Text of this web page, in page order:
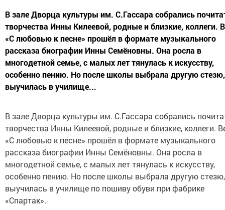
В зале Дворца культуры им. С.Гассара собрались
творчества Инны Килеевой, родные и близкие, коллеги.
«С любовью к песне» прошёл в формате музыкального
рассказа биографии Инны Семёновны. Она росла в
многодетной семье, с малых лет тянулась к искусству,
особенно пению. Но после школы выбрала другую стезю,
выучилась в училище...
В зале Дворца культуры им. С.Гассара собрались
творчества Инны Килеевой, родные и близкие, коллеги.
«С любовью к песне» прошёл в формате музыкального
рассказа биографии Инны Семёновны. Она росла в
многодетной семье, с малых лет тянулась к искусству,
особенно пению. Но после школы выбрала другую стезю,
выучилась в училище по пошиву обуви при фабрике
«Спартак».